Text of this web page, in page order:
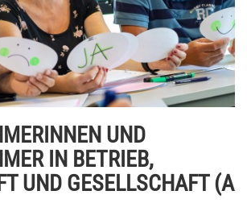
UND
IN BETRIEB,
UND GESELLSCHAFT (A